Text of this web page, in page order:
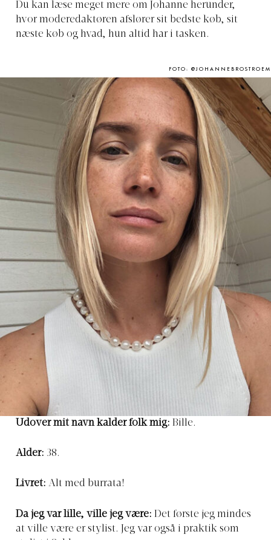
Du kan læse meget mere om Johanne herunder,
hvor moderedaktøren afslører sit bedste køb, sit
næste køb og hvad, hun altid har i tasken.
FOTO: @JOHANNEBROSTROEM
Udover mit navn kalder folk mig: Bille.
Alder: 38.
Livret: Alt med burrata!
Da jeg var lille, ville jeg være: Det første jeg mindes
at ville være er stylist. Jeg var også i praktik som